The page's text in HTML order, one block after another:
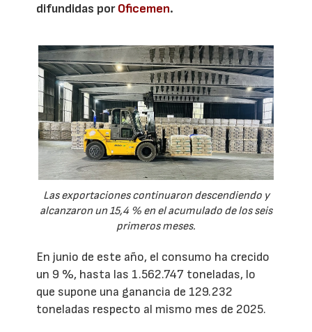
difundidas porOficemen.
Las exportaciones continuaron descendiendo y
alcanzaron un 15,4 % en el acumulado de los seis
primeros meses.
En junio de este año, el consumo ha crecido
un 9 %, hasta las 1.562.747 toneladas, lo
que supone una ganancia de 129.232
toneladas respecto al mismo mes de 2025.